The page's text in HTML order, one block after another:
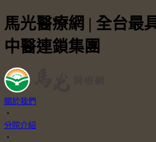
馬光醫療網 | 全台最
中醫連鎖集團
關於我們
・
分院介紹
・